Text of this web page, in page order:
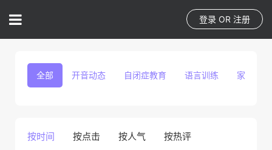
登录 OR 注册
全部 开音动态 自闭症教育 语言训练 家庭教育
按时间 按点击 按人气 按热评